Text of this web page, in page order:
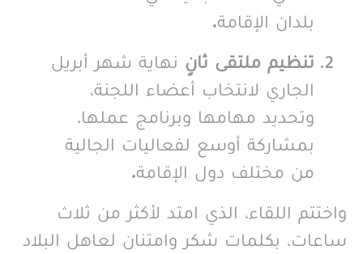
بلدان الإقامة.
تنظيم ملتقى ثانٍ نهاية شهر أبريل
الجاري لانتخاب أعضاء اللجنة،
وتحديد مهامها وبرنامج عملها،
بمشاركة أوسع لفعاليات الجالية
من مختلف دول الإقامة.
واختتم اللقاء، الذي امتد لأكثر من ثلاث
ساعات، بكلمات شكر وامتنان لعاهل البلاد